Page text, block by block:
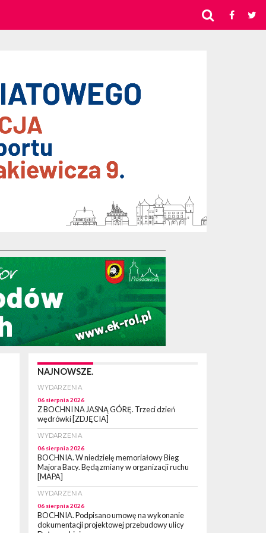
NAJNOWSZE.
WYDARZENIA
06 sierpnia 2026
Z BOCHNI NA JASNĄ GÓRĘ. Trzeci dzień
wędrówki [ZDJĘCIA]
WYDARZENIA
06 sierpnia 2026
BOCHNIA. W niedzielę memoriałowy Bieg
Majora Bacy. Będą zmiany w organizacji ruchu
[MAPA]
WYDARZENIA
06 sierpnia 2026
BOCHNIA. Podpisano umowę na wykonanie
dokumentacji projektowej przebudowy ulicy